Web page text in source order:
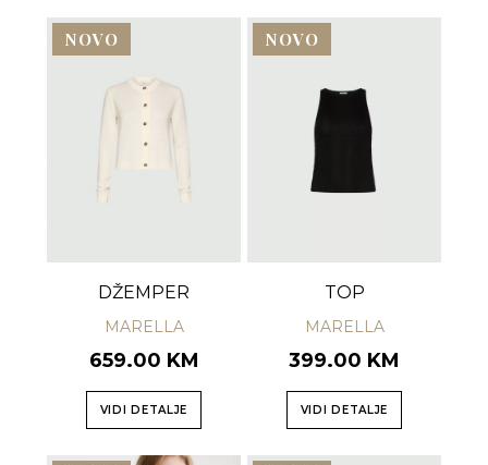
NOVO
DŽEMPER
MARELLA
659.00 KM
VIDI DETALJE
NOVO
TOP
MARELLA
399.00 KM
VIDI DETALJE